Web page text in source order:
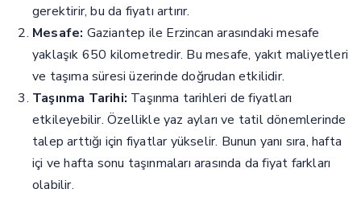
gerektirir, bu da fiyatı artırır.
Mesafe: Gaziantep ile Erzincan arasındaki mesafe
yaklaşık 650 kilometredir. Bu mesafe, yakıt maliyetleri
ve taşıma süresi üzerinde doğrudan etkilidir.
Taşınma Tarihi: Taşınma tarihleri de fiyatları
etkileyebilir. Özellikle yaz ayları ve tatil dönemlerinde
talep arttığı için fiyatlar yükselir. Bunun yanı sıra, hafta
içi ve hafta sonu taşınmaları arasında da fiyat farkları
olabilir.